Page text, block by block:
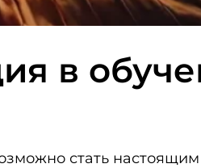
в
стать